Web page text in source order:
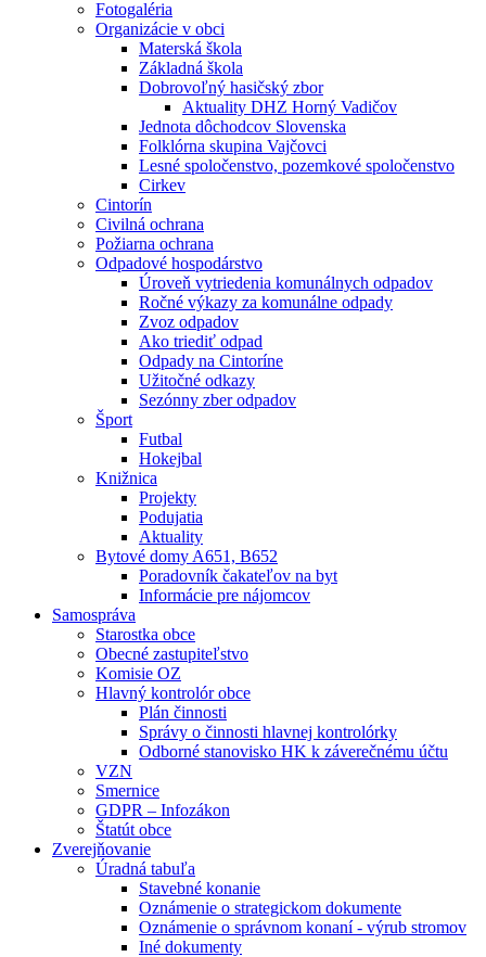
Fotogaléria
Organizácie v obci
Materská škola
Základná škola
Dobrovoľný hasičský zbor
Aktuality DHZ Horný Vadičov
Jednota dôchodcov Slovenska
Folklórna skupina Vajčovci
Lesné spoločenstvo, pozemkové spoločenstvo
Cirkev
Cintorín
Civilná ochrana
Požiarna ochrana
Odpadové hospodárstvo
Úroveň vytriedenia komunálnych odpadov
Ročné výkazy za komunálne odpady
Zvoz odpadov
Ako triediť odpad
Odpady na Cintoríne
Užitočné odkazy
Sezónny zber odpadov
Šport
Futbal
Hokejbal
Knižnica
Projekty
Podujatia
Aktuality
Bytové domy A651, B652
Poradovník čakateľov na byt
Informácie pre nájomcov
Samospráva
Starostka obce
Obecné zastupiteľstvo
Komisie OZ
Hlavný kontrolór obce
Plán činnosti
Správy o činnosti hlavnej kontrolórky
Odborné stanovisko HK k záverečnému účtu
VZN
Smernice
GDPR – Infozákon
Štatút obce
Zverejňovanie
Úradná tabuľa
Stavebné konanie
Oznámenie o strategickom dokumente
Oznámenie o správnom konaní - výrub stromov
Iné dokumenty